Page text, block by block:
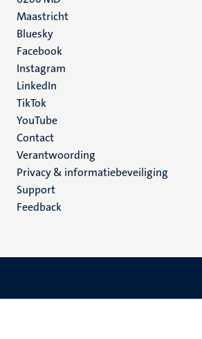
Maastricht
Social
media
Bluesky
Facebook
Instagram
LinkedIn
TikTok
YouTube
Menu
footer
(NL)
Contact
Verantwoording
Privacy & informatiebeveiliging
Support
Feedback